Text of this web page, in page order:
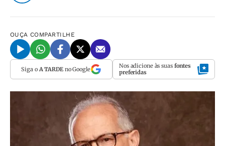
OUÇA COMPARTILHE
Siga o A TARDEno Google Nos adicione às suas fontes
preferidas